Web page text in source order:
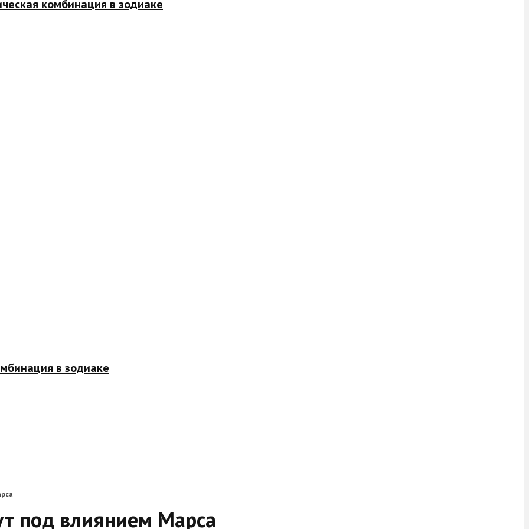
комбинация в зодиаке
в зодиаке
под влиянием Марса